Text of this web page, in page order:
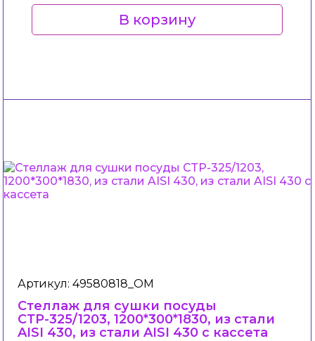
В корзину
Артикул: 49580818_ОМ
Стеллаж для сушки посуды
СТР-325/1203, 1200*300*1830, из стали
AISI 430, из стали AISI 430 c кассета